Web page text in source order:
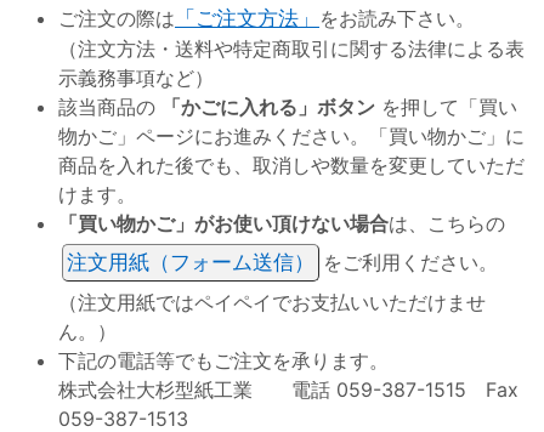
ご注文の際は 「ご注文方法」 をお読み下さい。
（注文方法・送料や特定商取引に関する法律による表
示義務事項など）
該当商品の
「かごに入れる」ボタン を押して「買い
物かご」ページにお進みください。「買い物かご」に
商品を入れた後でも、取消しや数量を変更していただ
けます。
「買い物かご」がお使い頂けない場合は、こちらの
注文用紙（フォーム送信）
をご利用ください。
（注文用紙ではペイペイでお支払いいただけませ
ん。）
下記の電話等でもご注文を承ります。
株式会社大杉型紙工業 電話 059-387-1515 Fax
059-387-1513